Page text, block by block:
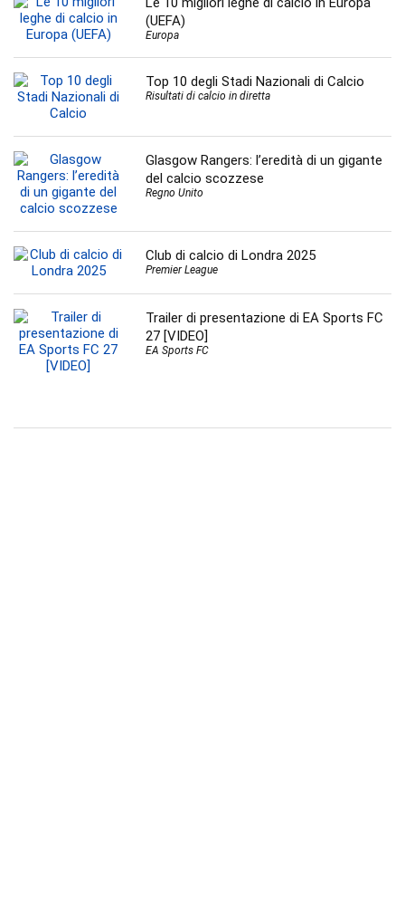
(UEFA)
Europa
Top 10 degli Stadi Nazionali di Calcio
Risultati di calcio in diretta
Glasgow Rangers: l’eredità di un gigante
del calcio scozzese
Regno Unito
Club di calcio di Londra 2025
Premier League
Trailer di presentazione di EA Sports FC
27 [VIDEO]
EA Sports FC